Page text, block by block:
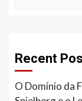
Recent
O Domínio da